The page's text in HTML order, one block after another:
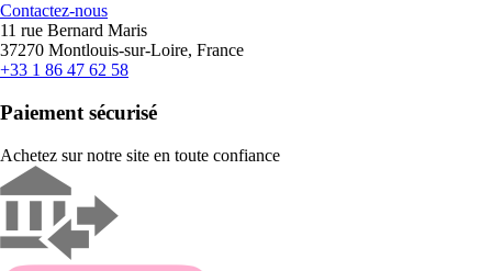
Contactez-nous
11 rue Bernard Maris
37270 Montlouis-sur-Loire, France
+33 1 86 47 62 58
Paiement sécurisé
Achetez sur notre site en toute confiance